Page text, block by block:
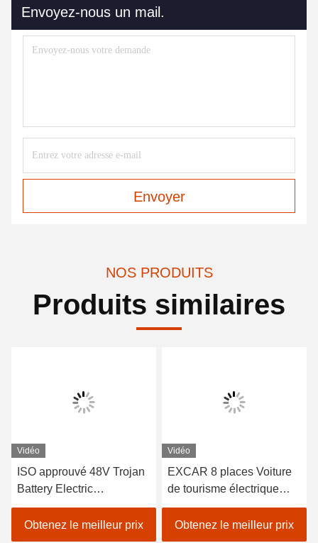
Envoyez-nous un mail.
Envoyer
NOS PRODUITS
Produits similaires
Vidéo
ISO approuvé 48V Trojan
Battery Electric
Sightseeing Passenger
Car avec contrôleur Curtis
pour un fonctionnement
Obtenez le meilleur prix
Vidéo
EXCAR 8 places Voiture
de tourisme électrique
blanche touristique avec
chargeur 17AH, adapté
aux zones urbaines et de
Obtenez le meilleur prix